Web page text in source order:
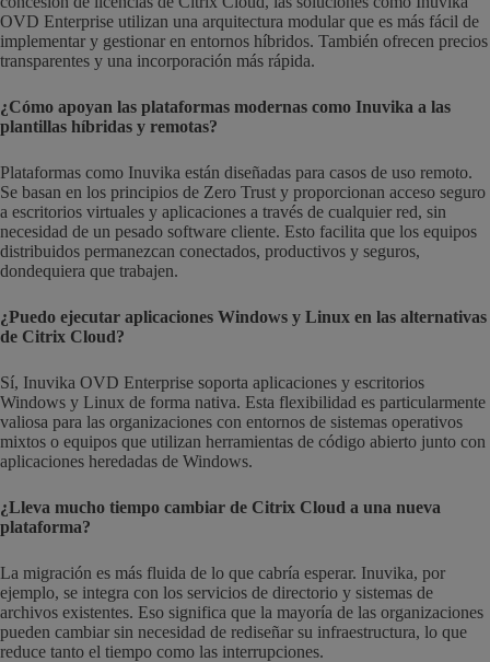
OVD Enterprise utilizan una arquitectura modular que es más fácil de
implementar y gestionar en entornos híbridos. También ofrecen precios
transparentes y una incorporación más rápida.
¿Cómo apoyan las plataformas modernas como Inuvika a las
plantillas híbridas y remotas?
Plataformas como Inuvika están diseñadas para casos de uso remoto.
Se basan en los principios de Zero Trust y proporcionan acceso seguro
a escritorios virtuales y aplicaciones a través de cualquier red, sin
necesidad de un pesado software cliente. Esto facilita que los equipos
distribuidos permanezcan conectados, productivos y seguros,
dondequiera que trabajen.
¿Puedo ejecutar aplicaciones Windows y Linux en las alternativas
de Citrix Cloud?
Sí, Inuvika OVD Enterprise soporta aplicaciones y escritorios
Windows y Linux de forma nativa. Esta flexibilidad es particularmente
valiosa para las organizaciones con entornos de sistemas operativos
mixtos o equipos que utilizan herramientas de código abierto junto con
aplicaciones heredadas de Windows.
¿Lleva mucho tiempo cambiar de Citrix Cloud a una nueva
plataforma?
La migración es más fluida de lo que cabría esperar. Inuvika, por
ejemplo, se integra con los servicios de directorio y sistemas de
archivos existentes. Eso significa que la mayoría de las organizaciones
pueden cambiar sin necesidad de rediseñar su infraestructura, lo que
reduce tanto el tiempo como las interrupciones.